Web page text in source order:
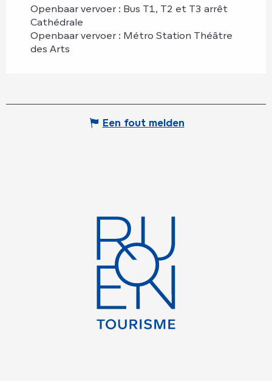
Openbaar vervoer : Bus T1, T2 et T3 arrêt
Cathédrale
Openbaar vervoer : Métro Station Théâtre
des Arts
Een fout melden